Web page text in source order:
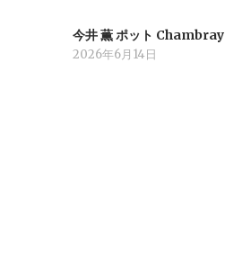
今井 薫 ポット Chambray
2026年6月14日